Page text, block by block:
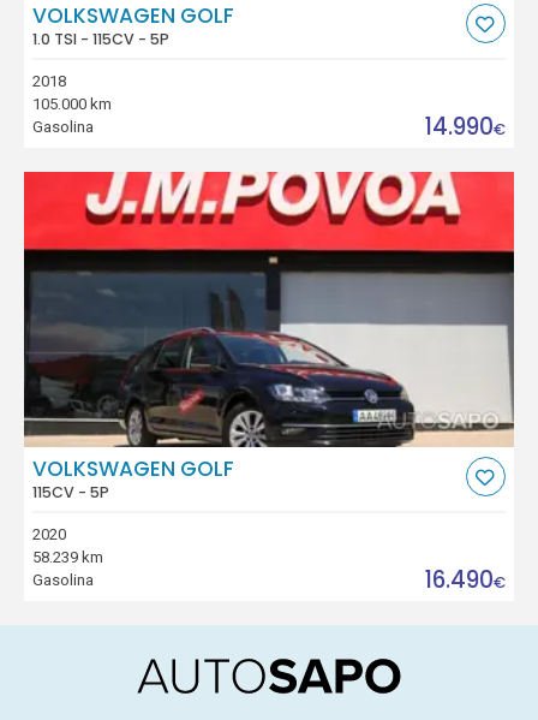
VOLKSWAGEN GOLF
1.0 TSI - 115CV - 5P
2018
105.000 km
Gasolina
14.990€
VOLKSWAGEN GOLF
115CV - 5P
2020
58.239 km
Gasolina
16.490€